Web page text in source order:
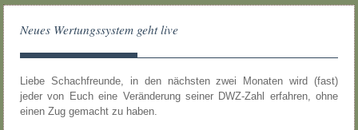
Neues Wertungssystem geht live
Liebe Schachfreunde, in den nächsten zwei Monaten wird (fast)
jeder von Euch eine Veränderung seiner DWZ-Zahl erfahren, ohne
einen Zug gemacht zu haben.